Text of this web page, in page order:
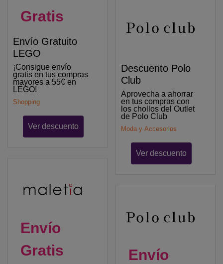
Gratis
Envío Gratuito
LEGO
¡Consigue envío
gratis en tus compras
mayores a 55€ en
LEGO!
Shopping
Ver descuento
Envío
Gratis
Descuento Polo
Club
Aprovecha a ahorrar
en tus compras con
los chollos del Outlet
de Polo Club
Moda y Accesorios
Ver descuento
Envío